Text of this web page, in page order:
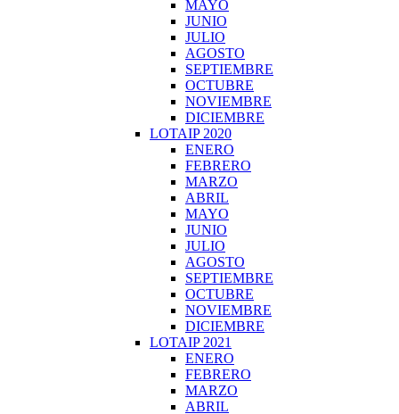
MAYO
JUNIO
JULIO
AGOSTO
SEPTIEMBRE
OCTUBRE
NOVIEMBRE
DICIEMBRE
LOTAIP 2020
ENERO
FEBRERO
MARZO
ABRIL
MAYO
JUNIO
JULIO
AGOSTO
SEPTIEMBRE
OCTUBRE
NOVIEMBRE
DICIEMBRE
LOTAIP 2021
ENERO
FEBRERO
MARZO
ABRIL